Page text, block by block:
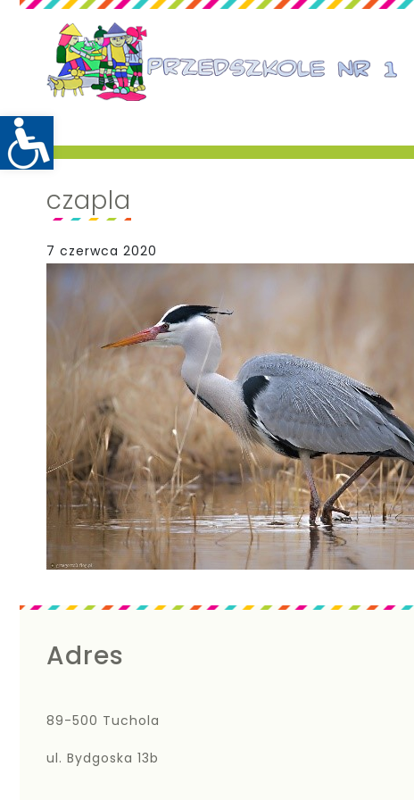
czapla
7 czerwca 2020
Adres
89-500 Tuchola
ul. Bydgoska 13b